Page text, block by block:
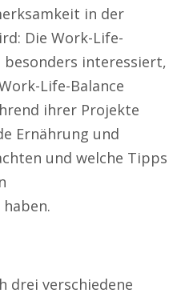
in der
Die Work-Life-
besonders interessiert,
Life-Balance
ihrer Projekte
Ernährung und
und welche Tipps
drei verschiedene